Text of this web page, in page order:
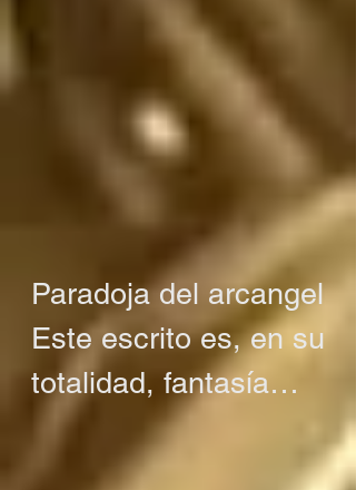
Paradoja del arcangel
Este escrito es, en su
totalidad, fantasía
O tal vez no es
fantasía